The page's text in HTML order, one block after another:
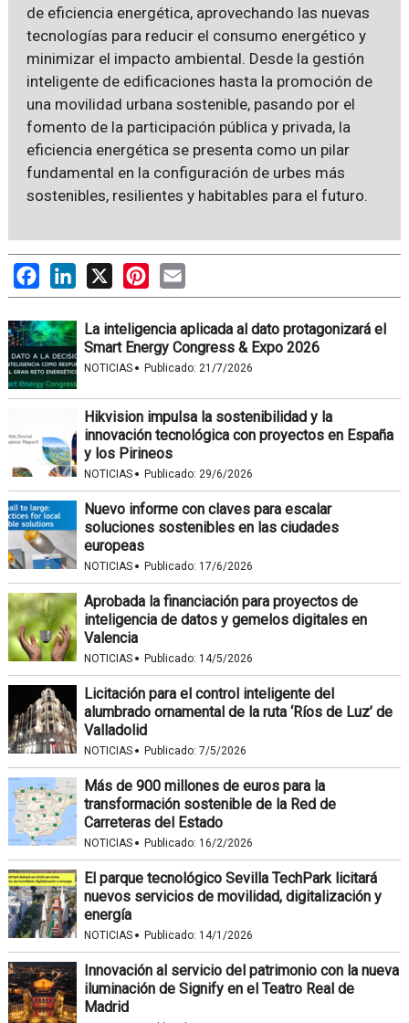
de eficiencia energética, aprovechando las nuevas
tecnologías para reducir el consumo energético y
minimizar el impacto ambiental. Desde la gestión
inteligente de edificaciones hasta la promoción de
una movilidad urbana sostenible, pasando por el
fomento de la participación pública y privada, la
eficiencia energética se presenta como un pilar
fundamental en la configuración de urbes más
sostenibles, resilientes y habitables para el futuro.
FacebookLinkedIn
X PinterestEmail
La inteligencia aplicada al dato protagonizará el
Smart Energy Congress & Expo 2026
NOTICIAS · Publicado: 21/7/2026
Hikvision impulsa la sostenibilidad y la
innovación tecnológica con proyectos en España
y los Pirineos
NOTICIAS · Publicado: 29/6/2026
Nuevo informe con claves para escalar
soluciones sostenibles en las ciudades
europeas
NOTICIAS · Publicado: 17/6/2026
Aprobada la financiación para proyectos de
inteligencia de datos y gemelos digitales en
Valencia
NOTICIAS · Publicado: 14/5/2026
Licitación para el control inteligente del
alumbrado ornamental de la ruta ‘Ríos de Luz’ de
Valladolid
NOTICIAS · Publicado: 7/5/2026
Más de 900 millones de euros para la
transformación sostenible de la Red de
Carreteras del Estado
NOTICIAS · Publicado: 16/2/2026
El parque tecnológico Sevilla TechPark licitará
nuevos servicios de movilidad, digitalización y
energía
NOTICIAS · Publicado: 14/1/2026
Innovación al servicio del patrimonio con la nueva
iluminación de Signify en el Teatro Real de
Madrid